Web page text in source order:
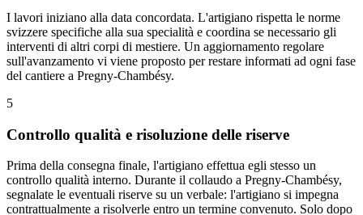
I lavori iniziano alla data concordata. L'artigiano rispetta le norme
svizzere specifiche alla sua specialità e coordina se necessario gli
interventi di altri corpi di mestiere. Un aggiornamento regolare
sull'avanzamento vi viene proposto per restare informati ad ogni fase
del cantiere a Pregny-Chambésy.
5
Controllo qualità e risoluzione delle riserve
Prima della consegna finale, l'artigiano effettua egli stesso un
controllo qualità interno. Durante il collaudo a Pregny-Chambésy,
segnalate le eventuali riserve su un verbale: l'artigiano si impegna
contrattualmente a risolverle entro un termine convenuto. Solo dopo